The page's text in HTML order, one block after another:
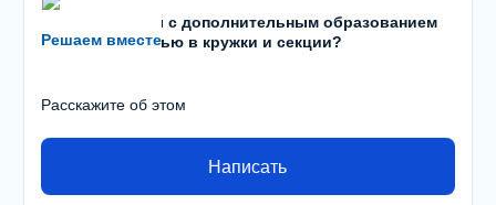
Решаем вместе
Есть проблемы с дополнительным образованием
детей? С записью в кружки и секции?
Расскажите об этом
Написать